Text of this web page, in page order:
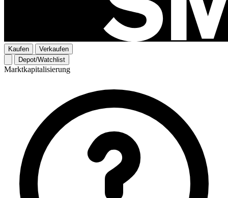
Kaufen
Verkaufen
Depot/Watchlist
Marktkapitalisierung